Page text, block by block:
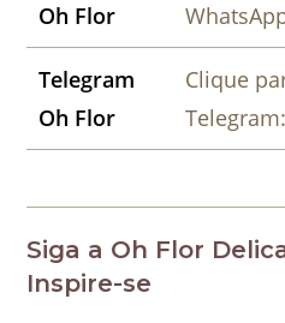
Oh Flor
Telegram
Oh Flor
Clique
Siga a Oh Flor
Inspire-se